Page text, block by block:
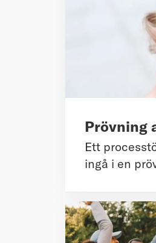
Prövning
Ett
ingå i en